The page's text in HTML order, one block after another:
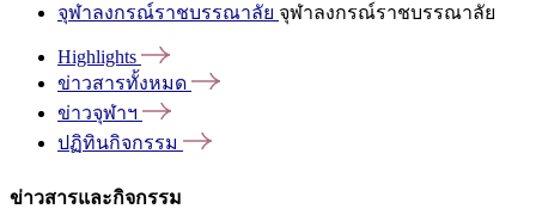
จุฬาลงกรณ์ราชบรรณาลัย จุฬาลงกรณ์ราชบรรณาลัย
Highlights
ข่าวสารทั้งหมด
ข่าวจุฬาฯ
ปฏิทินกิจกรรม
ข่าวสารและกิจกรรม